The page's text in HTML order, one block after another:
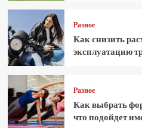
Разное
Как снизить
эксплуатацию
Разное
Как выбрать
что подойдет